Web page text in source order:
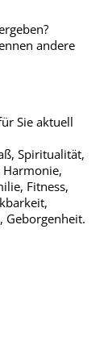
andere
Sie aktuell
Spiritualität,
Harmonie,
Fitness,
Geborgenheit.